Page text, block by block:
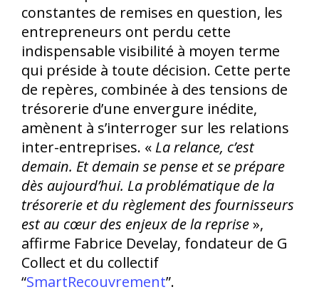
constantes de remises en question, les
entrepreneurs ont perdu cette
indispensable visibilité à moyen terme
qui préside à toute décision. Cette perte
de repères, combinée à des tensions de
trésorerie d’une envergure inédite,
amènent à s’interroger sur les relations
inter-entreprises. « La relance, c’est
demain. Et demain se pense et se prépare
dès aujourd’hui. La problématique de la
trésorerie et du règlement des fournisseurs
est au cœur des enjeux de la reprise»,
affirme Fabrice Develay, fondateur de G
Collect et du collectif
“SmartRecouvrement”.